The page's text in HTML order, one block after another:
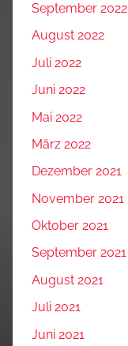
September 2022
August 2022
Juli 2022
Juni 2022
Mai 2022
März 2022
Dezember 2021
November 2021
Oktober 2021
September 2021
August 2021
Juli 2021
Juni 2021